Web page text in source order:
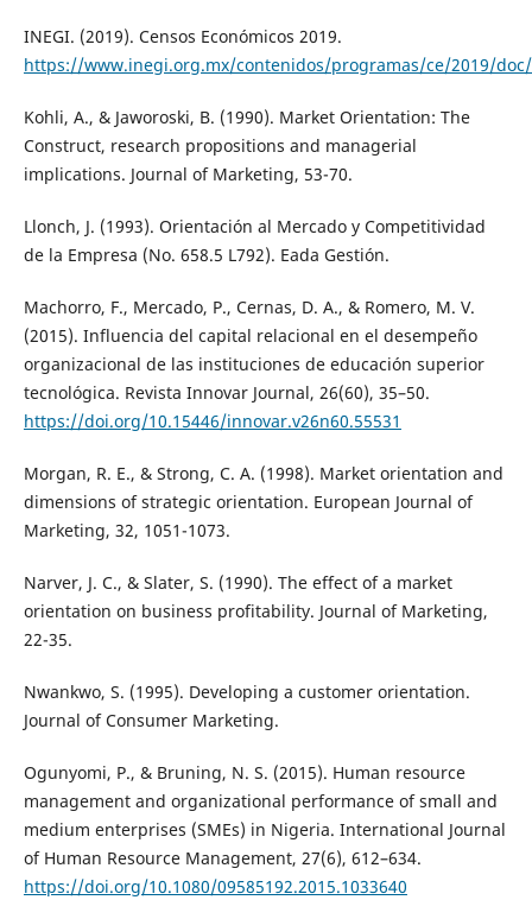
INEGI. (2019). Censos Económicos 2019.
https://www.inegi.org.mx/contenidos/programas/ce/2019/
Kohli, A., & Jaworoski, B. (1990). Market Orientation: The
Construct, research propositions and managerial
implications. Journal of Marketing, 53-70.
Llonch, J. (1993). Orientación al Mercado y Competitividad
de la Empresa (No. 658.5 L792). Eada Gestión.
Machorro, F., Mercado, P., Cernas, D. A., & Romero, M. V.
(2015). Influencia del capital relacional en el desempeño
organizacional de las instituciones de educación superior
tecnológica. Revista Innovar Journal, 26(60), 35–50.
https://doi.org/10.15446/innovar.v26n60.55531
Morgan, R. E., & Strong, C. A. (1998). Market orientation and
dimensions of strategic orientation. European Journal of
Marketing, 32, 1051-1073.
Narver, J. C., & Slater, S. (1990). The effect of a market
orientation on business profitability. Journal of Marketing,
22-35.
Nwankwo, S. (1995). Developing a customer orientation.
Journal of Consumer Marketing.
Ogunyomi, P., & Bruning, N. S. (2015). Human resource
management and organizational performance of small and
medium enterprises (SMEs) in Nigeria. International Journal
of Human Resource Management, 27(6), 612–634.
https://doi.org/10.1080/09585192.2015.1033640